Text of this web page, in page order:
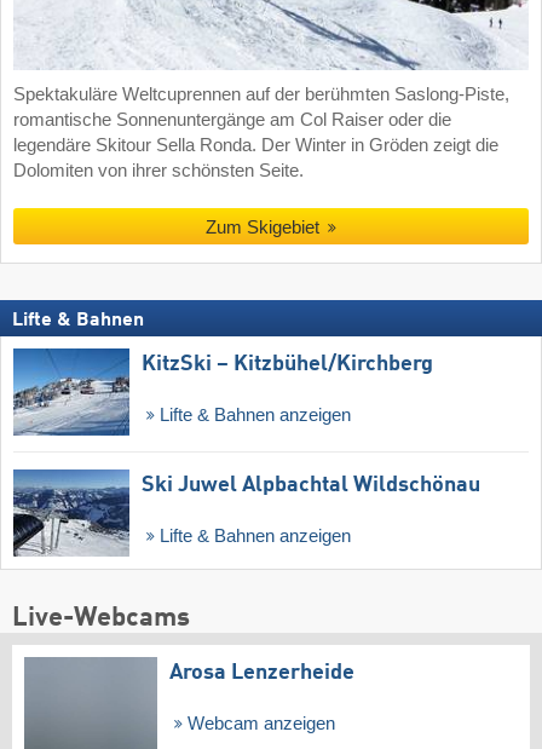
Spektakuläre Weltcuprennen auf der berühmten Saslong-Piste,
romantische Sonnenuntergänge am Col Raiser oder die
legendäre Skitour Sella Ronda. Der Winter in Gröden zeigt die
Dolomiten von ihrer schönsten Seite.
Zum Skigebiet
Lifte & Bahnen
KitzSki – Kitzbühel/​Kirchberg
Lifte & Bahnen anzeigen
Ski Juwel Alpbachtal Wildschönau
Lifte & Bahnen anzeigen
Live-Webcams
Arosa Lenzerheide
Webcam anzeigen